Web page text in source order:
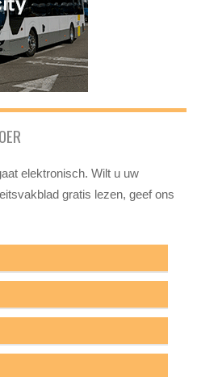
elektronisch. Wilt u uw
gratis lezen, geef ons